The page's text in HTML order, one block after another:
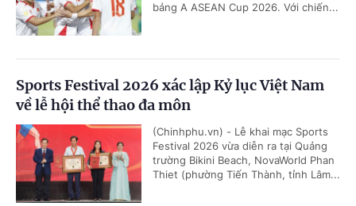
bảng A ASEAN Cup 2026. Với chiến...
Sports Festival 2026 xác lập Kỷ lục Việt Nam
về lễ hội thể thao đa môn
(Chinhphu.vn) - Lễ khai mạc Sports
Festival 2026 vừa diễn ra tại Quảng
trường Bikini Beach, NovaWorld Phan
Thiet (phường Tiến Thành, tỉnh Lâm...